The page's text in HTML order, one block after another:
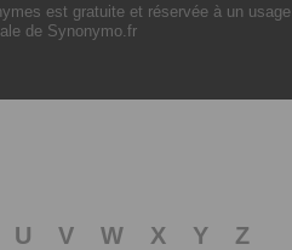
est gratuite et réservée à un usage
de Synonymo.fr
U V W X Y
Z